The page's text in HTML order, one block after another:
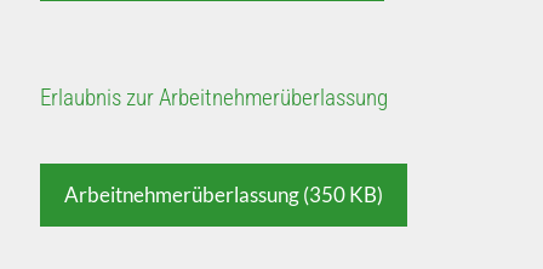
Erlaubnis zur Arbeitnehmerüberlassung
Arbeitnehmerüberlassung (350 KB)